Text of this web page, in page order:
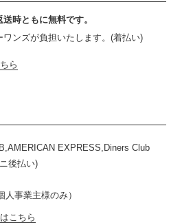
時ともに無料です。
ンズが負担いたします。(着払い)
ら
EXPRESS,Diners Club
後払い)
事業主様のみ）
こちら